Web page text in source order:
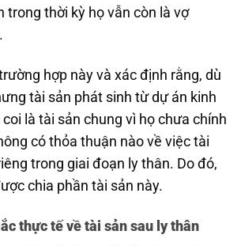
trong thời kỳ họ vẫn còn là vợ
hợp này và xác định rằng, dù
tài sản phát sinh từ dự án kinh
là tài sản chung vì họ chưa chính
có thỏa thuận nào về việc tài
trong giai đoạn ly thân. Do đó,
chia phần tài sản này.
thực tế về tài sản sau ly thân